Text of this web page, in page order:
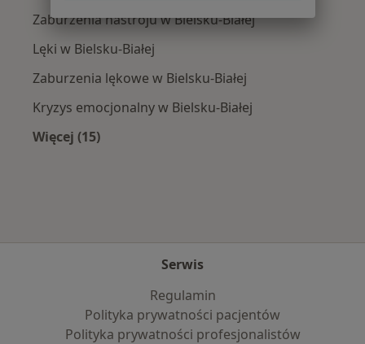
Zaburzenia nastroju w Bielsku-Białej
Lęki w Bielsku-Białej
Zaburzenia lękowe w Bielsku-Białej
Kryzys emocjonalny w Bielsku-Białej
Więcej (15)
Serwis
Regulamin
Polityka prywatności pacjentów
Polityka prywatności profesjonalistów